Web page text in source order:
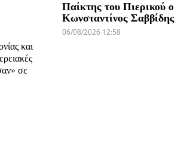
και
σε
Παίκτης του Πιερικού ο
Κωνσταντίνος Σαββίδης
06/08/2026 12:58